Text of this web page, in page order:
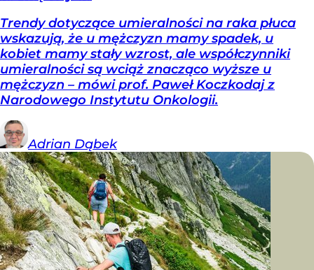
Trendy dotyczące umieralności na raka płuca
wskazują, że u mężczyzn mamy spadek, u
kobiet mamy stały wzrost, ale współczynniki
umieralności są wciąż znacząco wyższe u
mężczyzn – mówi prof. Paweł Koczkodaj z
Narodowego Instytutu Onkologii.
Adrian Dąbek